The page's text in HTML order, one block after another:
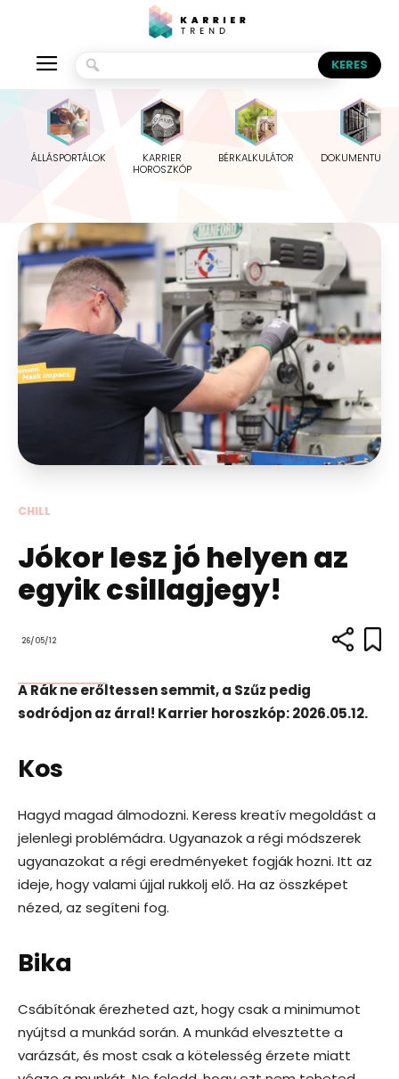
ÁLLÁSPORTÁLOK
KARRIER
HOROSZKÓP
BÉRKALKULÁTOR
CHILL
Jókor lesz jó helyen az
egyik csillagjegy!
26/05/12
A Rák ne erőltessen semmit, a Szűz pedig
sodródjon az árral! Karrier horoszkóp: 2026.05.12.
Kos
Hagyd magad álmodozni. Keress kreatív megoldást a
jelenlegi problémádra. Ugyanazok a régi módszerek
ugyanazokat a régi eredményeket fogják hozni. Itt az
ideje, hogy valami újjal rukkolj elő. Ha az összképet
nézed, az segíteni fog.
Bika
Csábítónak érezheted azt, hogy csak a minimumot
nyújtsd a munkád során. A munkád elvesztette a
varázsát, és most csak a kötelesség érzete miatt